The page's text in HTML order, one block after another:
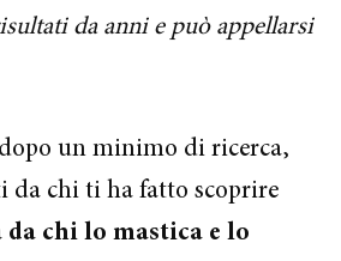
da anni e può appellarsi
un minimo di ricerca,
da chi ti ha fatto scoprire
da chi lo mastica e lo